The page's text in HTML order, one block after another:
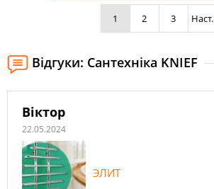
1 2 3 Наст.
Відгуки: Сантехніка KNIEF
Віктор
22.05.2024
ЭЛИТ